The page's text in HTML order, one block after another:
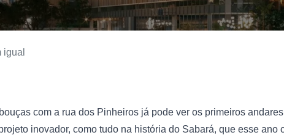
igual
inovador, como tudo na história do Sabará, que esse ano